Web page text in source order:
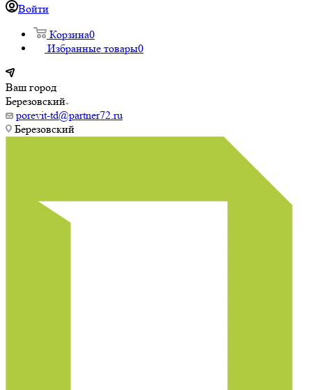
Войти
Корзина0
Избранные товары0
Ваш город
Березовский
porevit-td@partner72.ru
Березовский